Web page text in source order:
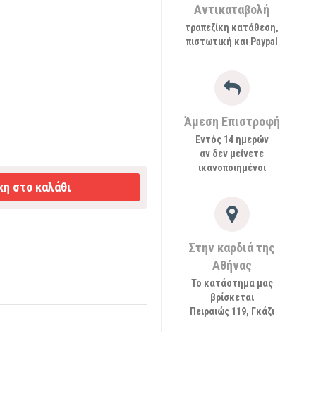
Αντικαταβολή
τραπεζίκη κατάθεση,
πιστωτική και Paypal
Άμεση Επιστροφή
Εντός 14 ημερών
αν δεν μείνετε
ικανοποιημένοι
Στην καρδιά της
Αθήνας
Το κατάστημα μας
βρίσκεται
Πειραιώς 119, Γκάζι
στο καλάθι